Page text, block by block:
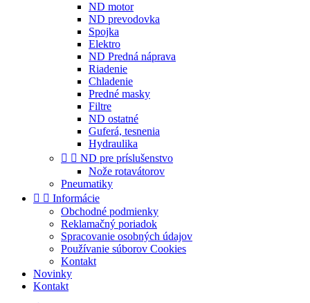
ND motor
ND prevodovka
Spojka
Elektro
ND Predná náprava
Riadenie
Chladenie
Predné masky
Filtre
ND ostatné
Guferá, tesnenia
Hydraulika
  ND pre príslušenstvo
Nože rotavátorov
Pneumatiky
  Informácie
Obchodné podmienky
Reklamačný poriadok
Spracovanie osobných údajov
Používanie súborov Cookies
Kontakt
Novinky
Kontakt